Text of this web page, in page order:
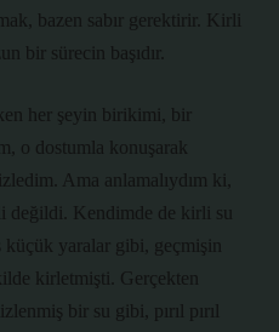
bazen sabır gerektirir. Kirli
bir sürecin başıdır.
her şeyin birikimi, bir
o dostumla konuşarak
Ama anlamalıydım ki,
Kendimde de kirli su
yaralar gibi, geçmişin
kirletmişti. Gerçekten
bir su gibi, pırıl pırıl